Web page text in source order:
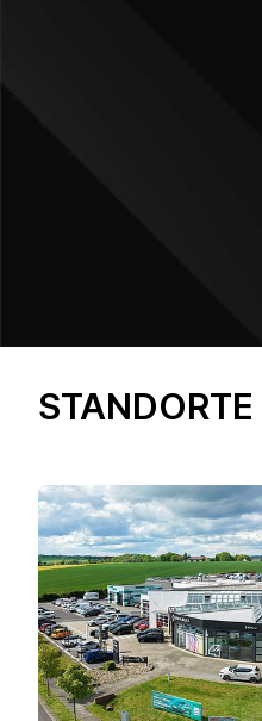
STANDORTE